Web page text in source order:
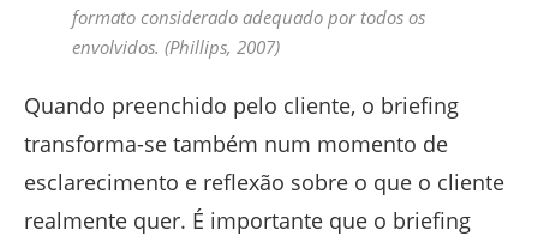
formato considerado adequado por todos os
envolvidos. (Phillips, 2007)
Quando preenchido pelo cliente, o briefing
transforma-se também num momento de
esclarecimento e reflexão sobre o que o cliente
realmente quer. É importante que o briefing